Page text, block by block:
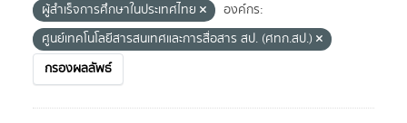
ผู้สำเร็จการศึกษาในประเทศไทย
องค์กร:
ศูนย์เทคโนโลยีสารสนเทศและการสื่อสาร สป. (ศทก.สป.)
กรองผลลัพธ์